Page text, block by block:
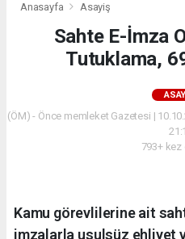
Anasayfa Asayiş
Sahte E-İmza
Tutuklama,
(ÖM) - Önce memleket Gazetesi |
793+ kez
Kamu görevlilerine ait
imzalarla usulsüz ehliyet